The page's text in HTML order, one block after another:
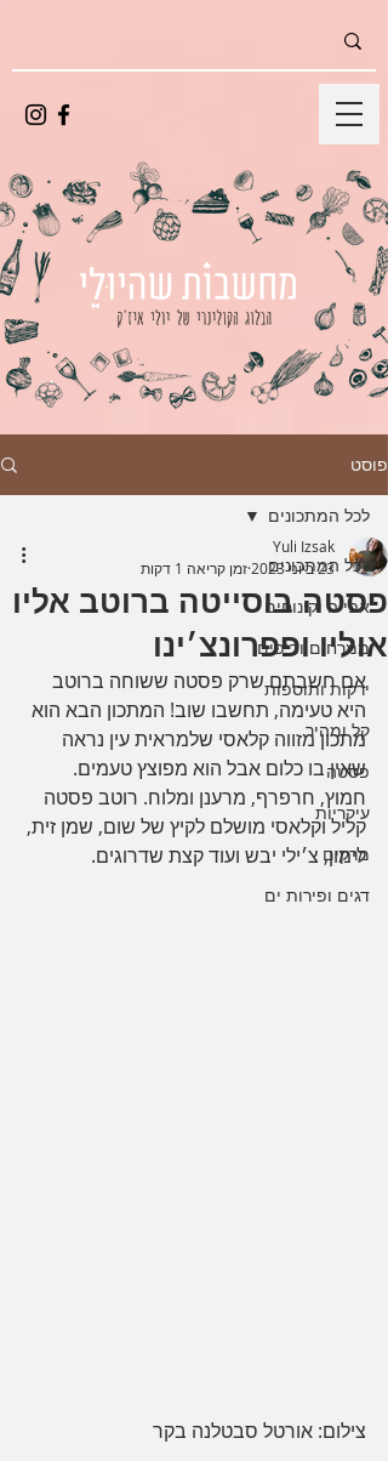
פוסט
לכל המתכונים
אפייה וקינוחים
ממרחים ודיפים
ירקות ותוספות
קל ומהיר
פסטה
עיקריות
מרקים
דגים ופירות ים
לכל המתכונים
פסטה בוסייטה ברוטב אליו
אוליו ופפרונצ׳ינו
Yuli Izsak
23 ביוני 2023
זמן קריאה 1 דקות
אם חשבתם שרק פסטה ששוחה ברוטב
היא טעימה, תחשבו שוב! המתכון הבא הוא
מתכון מזווה קלאסי שלמראית עין נראה
שאין בו כלום אבל הוא מפוצץ טעמים.
חמוץ, חרפרף, מרענן ומלוח. רוטב פסטה
קליל וקלאסי מושלם לקיץ של שום, שמן זית,
לימון, צ׳ילי יבש ועוד קצת שדרוגים.
צילום: אורטל סבטלנה בקר